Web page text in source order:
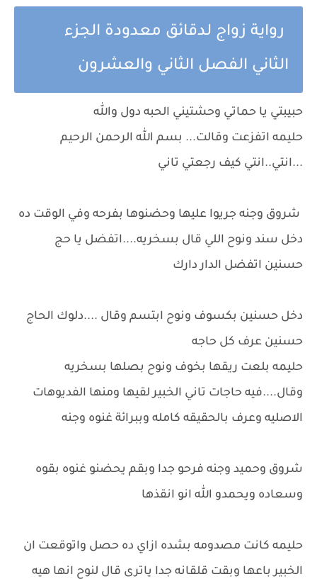
رواية زواج لدقائق معدودة الجزء
الثاني الفصل الثاني والعشرون
حبيبتي يا حماتي وحشتيني الحبه دول والله
حليمه اتفزعت وقالت... بسم الله الرحمن الرحيم
...انتي..انتي كيف رجعتي تاني
شروق وجنه جريوا عليها وحضنوها بفرحه وفي الوقت ده
دخل سند ونوح اللي قال بسخريه....اتفضل يا حج
حسنين اتفضل الدار دارك
دخل حسنين بكسوف ونوح ابتسم وقال ....دلوك الحاج
حسنين عرف كل حاجه
حليمه بلعت ريقها بخوف ونوح بصلها بسخريه
وقال....فيه حاجات تاني الخبير لقيها ومنها الفديوهات
الاصليه وعرف بالحقيقه كامله وببرائة غنوه وجنه
شروق وحميد وجنه فرحو جدا وبقم يحضنو غنوه بقوه
وسعاده ويحمدو الله انو انقذها
حليمه كانت مصدومه بشده ازاي ده حصل واتوقعت ان
الخبير باعها وبقت قلقانه جدا ياترى قال لنوح انها هيه